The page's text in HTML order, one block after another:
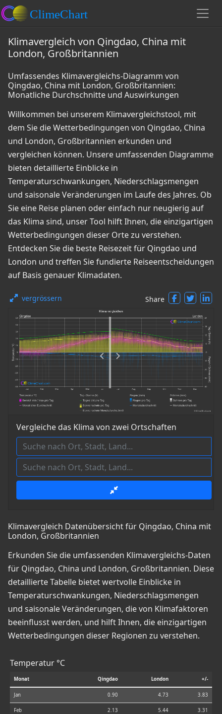
Klimavergleich von Qingdao, China mit
London, Großbritannien
Umfassendes Klimavergleichs-Diagramm von
Qingdao, China mit London, Großbritannien:
Monatliche Durchschnitte und Auswirkungen
Willkommen bei unserem Klimavergleichstool, mit
dem Sie die Wetterbedingungen von Qingdao, China
und London, Großbritannien erkunden und
vergleichen können. Unsere umfassenden Diagramme
bieten detaillierte Einblicke in
Temperaturschwankungen, Niederschlagsmengen
und saisonale Veränderungen im Laufe des Jahres. Ob
Sie eine Reise planen oder einfach nur neugierig auf
das Klima sind, unser Tool hilft Ihnen, die einzigartigen
Wetterbedingungen dieser Orte zu verstehen.
Entdecken Sie die beste Reisezeit für Qingdao und
London und treffen Sie fundierte Reiseentscheidungen
auf Basis genauer Klimadaten.
vergrössern Share
Vergleiche das Klima von zwei Ortschaften
Klimavergleich Datenübersicht für Qingdao, China mit
London, Großbritannien
Erkunden Sie die umfassenden Klimavergleichs-Daten
für Qingdao, China und London, Großbritannien. Diese
detaillierte Tabelle bietet wertvolle Einblicke in
Temperaturschwankungen, Niederschlagsmengen
und saisonale Veränderungen, die von Klimafaktoren
beeinflusst werden, und hilft Ihnen, die einzigartigen
Wetterbedingungen dieser Regionen zu verstehen.
Temperatur °C
Monat Qingdao London +/-
Jan 0.90 4.73 3.83
Feb 2.13 5.44 3.31